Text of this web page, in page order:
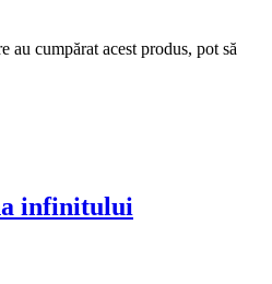
cumpărat acest produs, pot să
infinitului